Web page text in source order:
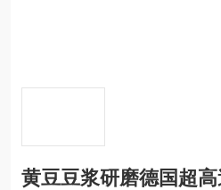
黄豆豆浆研磨德国超